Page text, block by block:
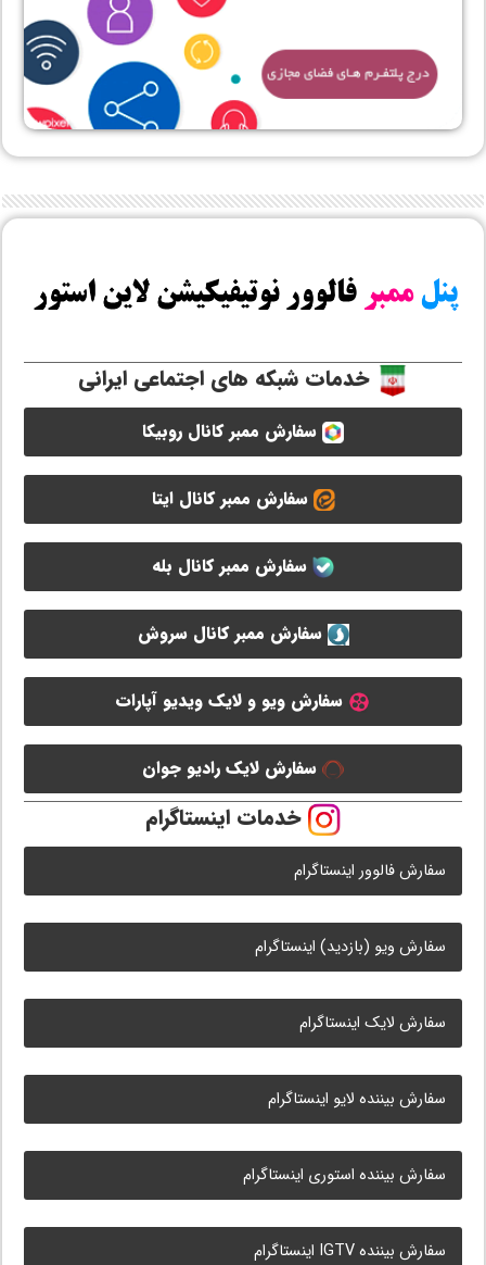
خدمات شبکه های اجتماعی ایرانی
سفارش ممبر کانال روبیکا
سفارش ممبر کانال ایتا
سفارش ممبر کانال بله
سفارش ممبر کانال سروش
سفارش ویو و لایک ویدیو آپارات
سفارش لایک رادیو جوان
خدمات اینستاگرام
سفارش فالوور اینستاگرام
سفارش ویو (بازدید) اینستاگرام
سفارش لایک اینستاگرام
سفارش بیننده لایو اینستاگرام
سفارش بیننده استوری اینستاگرام
سفارش بیننده IGTV اینستاگرام